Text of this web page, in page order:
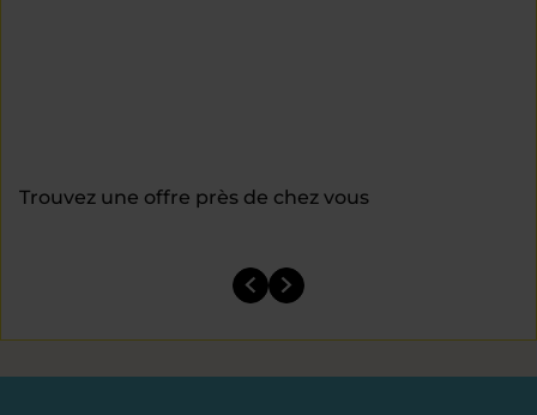
Trouvez une offre près de chez vous